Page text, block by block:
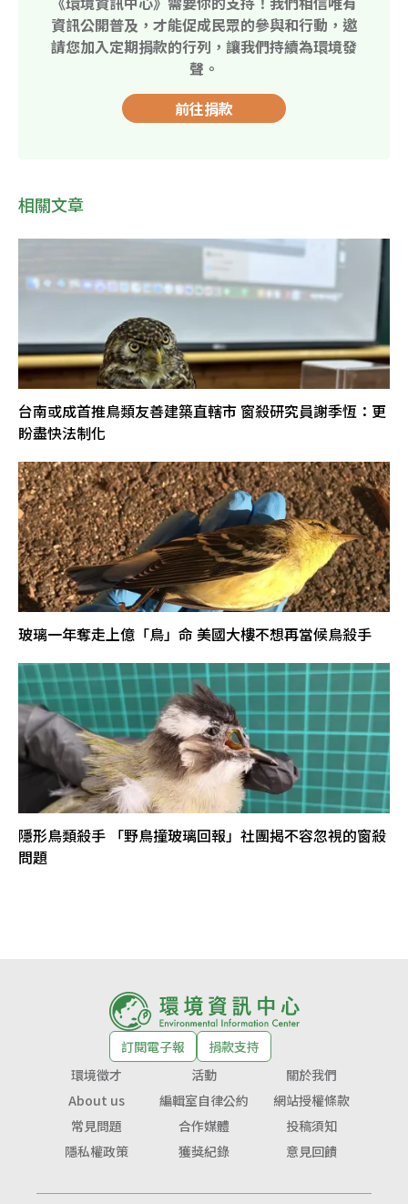
資訊公開普及，才能促成民眾的參與和行動，邀
請您加入定期捐款的行列，讓我們持續為環境發
聲。
前往捐款
相關文章
台南或成首推鳥類友善建築直轄市 窗殺研究員謝季恆：更
盼盡快法制化
玻璃一年奪走上億「鳥」命 美國大樓不想再當候鳥殺手
隱形鳥類殺手 「野鳥撞玻璃回報」社團揭不容忽視的窗殺
問題
訂閱電子報
捐款支持
環境徵才
活動
關於我們
About us
編輯室自律公約
網站授權條款
常見問題
合作媒體
投稿須知
隱私權政策
獲獎紀錄 意見回饋